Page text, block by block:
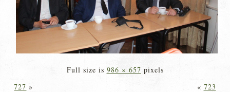
Full size is 986 × 657 pixels
727 » « 723